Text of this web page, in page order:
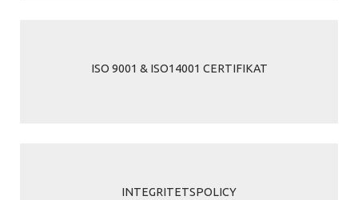
ISO 9001 & ISO14001 CERTIFIKAT
INTEGRITETSPOLICY